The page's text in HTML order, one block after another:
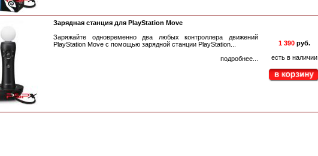
Зарядная станция для PlayStation Move
Заряжайте одновременно два любых контроллера движений
PlayStation Move с помощью зарядной станции PlayStation...
подробнее...
1 390руб.
есть в наличии